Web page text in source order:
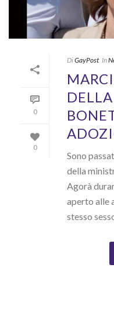
0
0
DiGayPost In
Sono
della
Agorà
aperto alle
stesso